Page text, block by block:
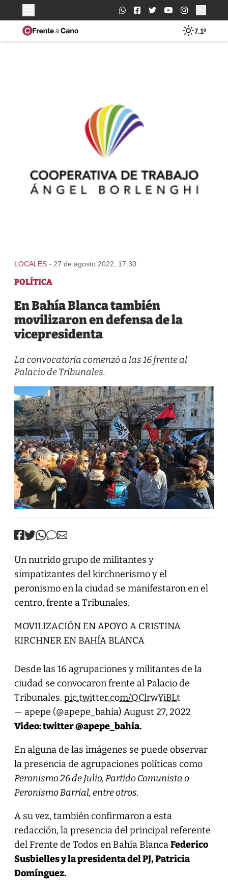
Buscar:
7.1º
LOCALES - 27 de agosto 2022, 17:30
POLÍTICA
En Bahía Blanca también
movilizaron en defensa de la
vicepresidenta
La convocatoria comenzó a las 16 frente al
Palacio de Tribunales.
Un nutrido grupo de militantes y
simpatizantes del kirchnerismo y el
peronismo en la ciudad se manifestaron en el
centro, frente a Tribunales.
MOVILIZACIÓN EN APOYO A CRISTINA
KIRCHNER EN BAHÍA BLANCA
Desde las 16 agrupaciones y militantes de la
ciudad se convocaron frente al Palacio de
Tribunales. pic.twitter.com/QClrwYiBLt
— apepe (@apepe_bahia) August 27, 2022
Video: twitter @apepe_bahia.
En alguna de las imágenes se puede observar
la presencia de agrupaciones políticas como
Peronismo 26 de Julio, Partido Comunista o
Peronismo Barrial, entre otros.
A su vez, también confirmaron a esta
redacción, la presencia del principal referente
del Frente de Todos en Bahía BlancaFederico
Susbielles y la presidenta del PJ, Patricia
Domínguez.